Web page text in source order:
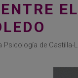
Psicología de Castilla-